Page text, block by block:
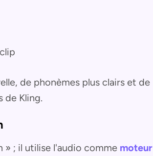
de phonèmes plus clairs et de
de Kling.
» ; il utilise l'audio comme moteur